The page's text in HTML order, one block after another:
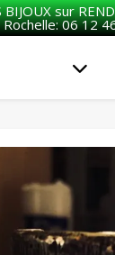
BIJOUX sur
Rochelle: 06 12